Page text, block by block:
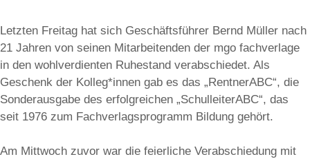
Letzten Freitag hat sich Geschäftsführer Bernd Müller nach
21 Jahren von seinen Mitarbeitenden der mgo fachverlage
in den wohlverdienten Ruhestand verabschiedet. Als
Geschenk der Kolleg*innen gab es das „RentnerABC“, die
Sonderausgabe des erfolgreichen „SchulleiterABC“, das
seit 1976 zum Fachverlagsprogramm Bildung gehört.
Am Mittwoch zuvor war die feierliche Verabschiedung mit